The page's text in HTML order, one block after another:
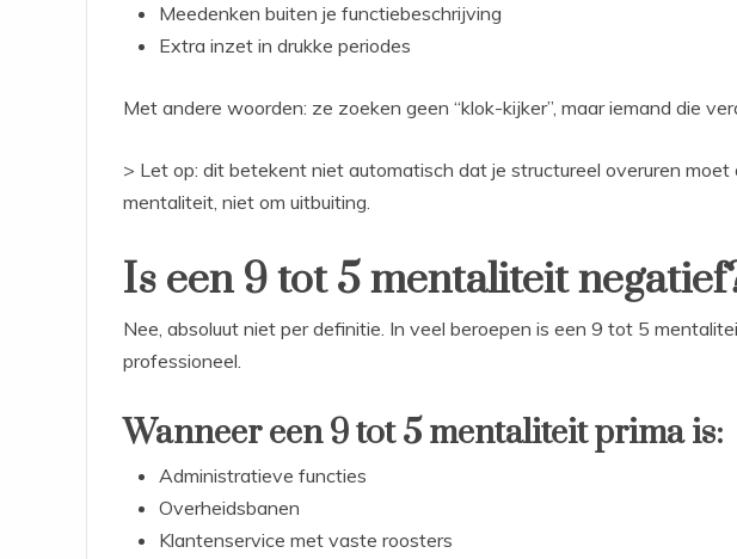
Meedenken buiten je functiebeschrijving
Extra inzet in drukke periodes
Met andere woorden: ze zoeken geen “klok-kijker”, maar iemand die
> Let op: dit betekent niet automatisch dat je structureel overuren moet
mentaliteit, niet om uitbuiting.
Is een 9 tot 5 mentaliteit
Nee, absoluut niet per definitie. In veel beroepen is een 9 tot 5
professioneel.
Wanneer een 9 tot 5 mentaliteit prima is:
Administratieve functies
Overheidsbanen
Klantenservice met vaste roosters